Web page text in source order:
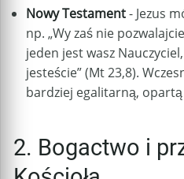
Nowy Testament- Jezus
np. „Wy zaś nie
jeden jest wasz
jesteście” (Mt 23,8).
bardziej egalitarną,
2. Bogactwo i